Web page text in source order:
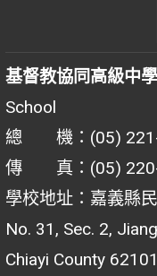
基督教協同高級中學
School
總 機：(05)
傳 真：(05)
學校地址：嘉義縣
No. 31, Sec. 2,
Chiayi County